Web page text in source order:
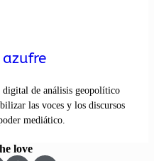
digital de análisis geopolítico
las voces y los discursos
mediático.
love